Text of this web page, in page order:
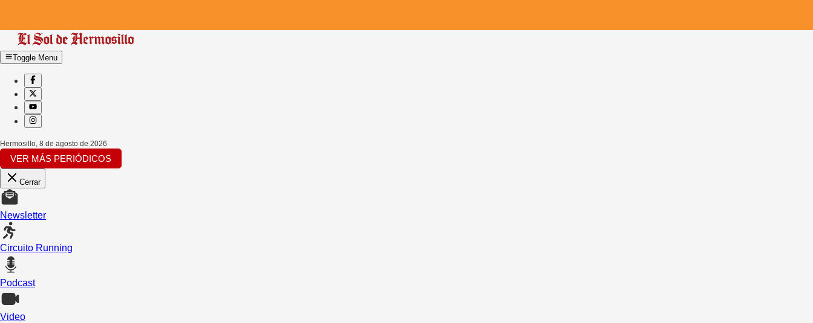
Toggle Menu
Hermosillo 8 de agosto de 2026
VER MÁS PERIÓDICOS
Cerrar
Newsletter
Circuito Running
Podcast
Video